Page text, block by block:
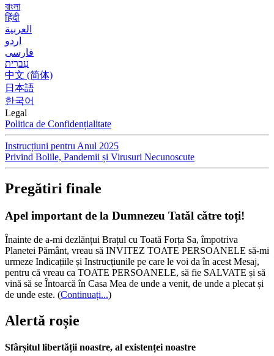
বাংলা
हिंदी
العربية
اردو
فارسی
עִברִית
中文 (简体)
日本語
한국어
Legal
Politica de Confidențialitate
Instrucțiuni pentru Anul 2025
Privind Bolile, Pandemii și Virusuri Necunoscute
Pregătiri finale
Apel important de la Dumnezeu Tatăl către toți!
Înainte de a-mi dezlănțui Brațul cu Toată Forța Sa, împotriva
Planetei Pământ, vreau să INVITEZ TOATE PERSOANELE să-mi
urmeze Indicațiile și Instrucțiunile pe care le voi da în acest Mesaj,
pentru că vreau ca TOATE PERSOANELE, să fie SALVATE și să
vină să se Întoarcă în Casa Mea de unde a venit, de unde a plecat și
de unde este. (Continuați...)
Alertă roșie
Sfârșitul libertății noastre, al existenței noastre